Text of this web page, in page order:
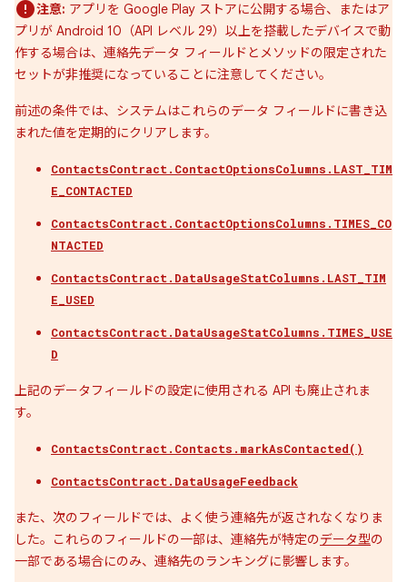
注意: アプリを Google Play ストアに公開する場合、またはア
プリが Android 10（API レベル 29）以上を搭載したデバイスで動
作する場合は、連絡先データ フィールドとメソッドの限定された
セットが非推奨になっていることに注意してください。
前述の条件では、システムはこれらのデータ フィールドに書き込
まれた値を定期的にクリアします。
ContactsContract.ContactOptionsColumns.LAST_TIM
E_CONTACTED
ContactsContract.ContactOptionsColumns.TIMES_CO
NTACTED
ContactsContract.DataUsageStatColumns.LAST_TIM
E_USED
ContactsContract.DataUsageStatColumns.TIMES_USE
D
上記のデータフィールドの設定に使用される API も廃止されま
す。
ContactsContract.Contacts.markAsContacted()
ContactsContract.DataUsageFeedback
また、次のフィールドでは、よく使う連絡先が返されなくなりま
した。これらのフィールドの一部は、連絡先が特定のデータ型の
一部である場合にのみ、連絡先のランキングに影響します。